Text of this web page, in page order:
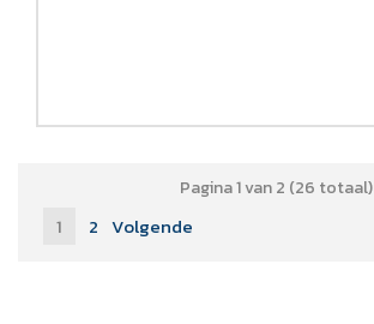
Pagina 1 van 2 (26 totaal)
1 2 Volgende